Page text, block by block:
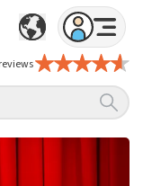
reviews